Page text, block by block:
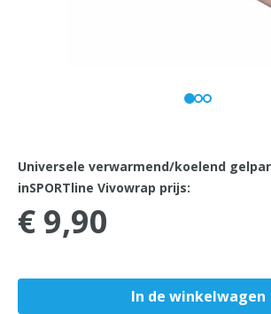
Universele verwarmend/koelend
inSPORTline Vivowrap prijs:
€ 9,90